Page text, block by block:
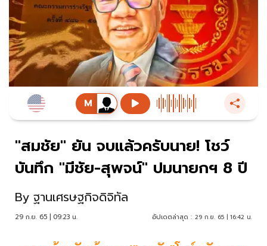
"สมชัย" ยัน จบแล้วครับนาย! โชว์
บันทึก "มีชัย-สุพจน์" ปมนายกฯ 8 ปี
By ฐานเศรษฐกิจดิจิทัล
29 ก.ย. 65 | 09:23 น. อัปเดตล่าสุด : 29 ก.ย. 65 | 16:42 น.